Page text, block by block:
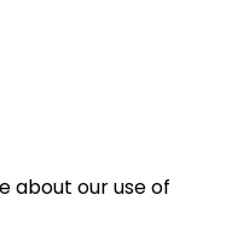
about our use of